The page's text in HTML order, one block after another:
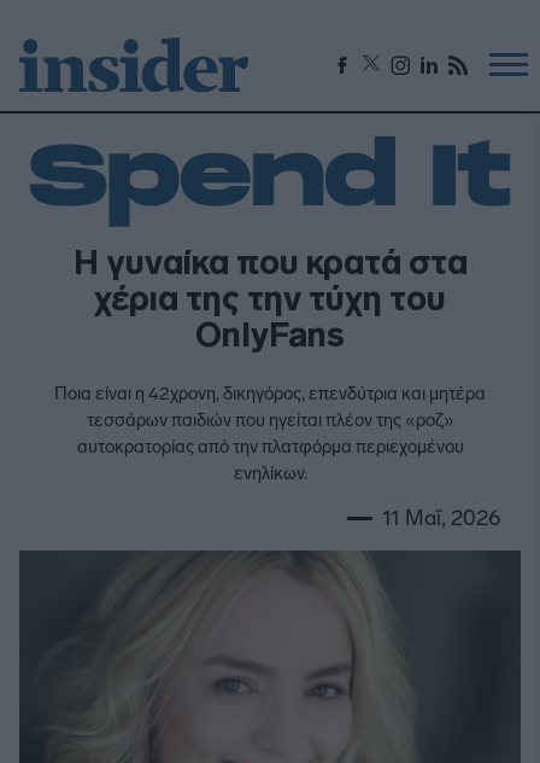
Η γυναίκα που κρατά στα
χέρια της την τύχη του
OnlyFans
Ποια είναι η 42χρονη, δικηγόρος, επενδύτρια και μητέρα
τεσσάρων παιδιών που ηγείται πλέον της «ροζ»
αυτοκρατορίας από την πλατφόρμα περιεχομένου
ενηλίκων.
11 Μαΐ, 2026